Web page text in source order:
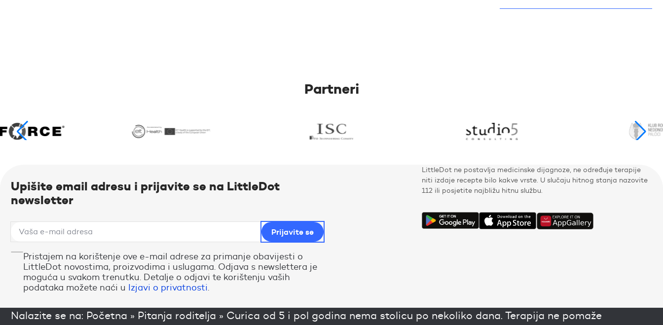
Partneri
Upišite email adresu i prijavite se na LittleDot
newsletter
Pristajem na korištenje ove e-mail adrese za primanje obavijesti o
LittleDot novostima, proizvodima i uslugama. Odjava s newslettera je
moguća u svakom trenutku. Detalje o odjavi te korištenju vaših
podataka možete naći u Izjavi o privatnosti.
LittleDot ne postavlja medicinske dijagnoze, ne određuje terapije
niti izdaje recepte bilo kakve vrste. U slučaju hitnog stanja nazovite
112 ili posjetite najbližu hitnu službu.
Nalazite se na: Početna » Pitanja roditelja » Curica od 5 i pol godina nema stolicu po nekoliko dana. Terapija ne pomaže